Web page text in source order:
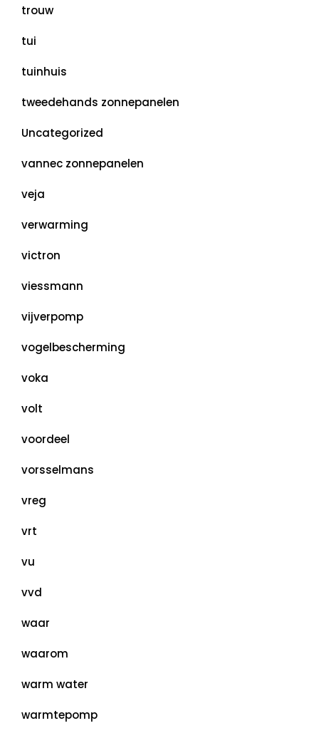
trouw
tui
tuinhuis
tweedehands zonnepanelen
Uncategorized
vannec zonnepanelen
veja
verwarming
victron
viessmann
vijverpomp
vogelbescherming
voka
volt
voordeel
vorsselmans
vreg
vrt
vu
vvd
waar
waarom
warm water
warmtepomp